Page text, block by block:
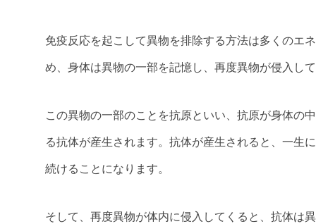
免疫反応を起こして異物を排除する方法は多くのエ
め、身体は異物の一部を記憶し、再度異物が侵入し
この異物の一部のことを抗原といい、抗原が身体の
る抗体が産生されます。抗体が産生されると、一生
続けることになります。
そして、再度異物が体内に侵入してくると、抗体は